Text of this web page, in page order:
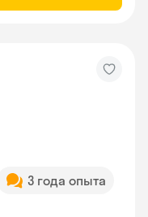
3 года опыта